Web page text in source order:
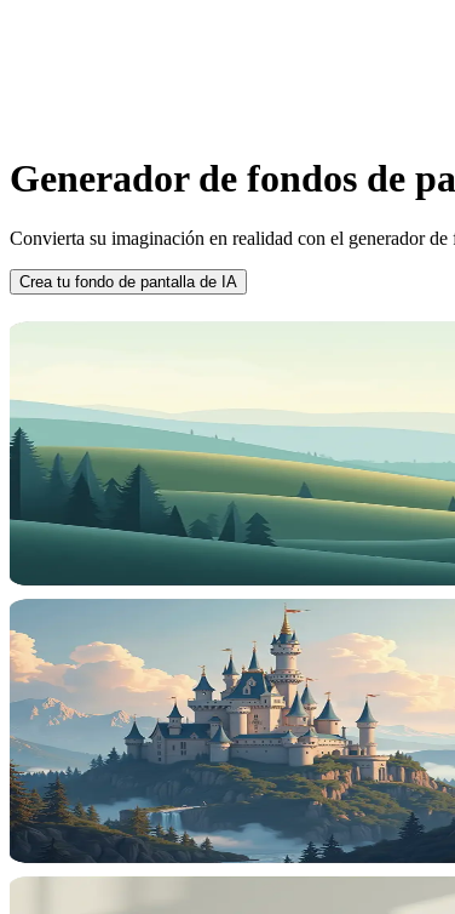
Generador de fondos de
Convierta su imaginación en realidad con el generador
Crea tu fondo de pantalla de IA